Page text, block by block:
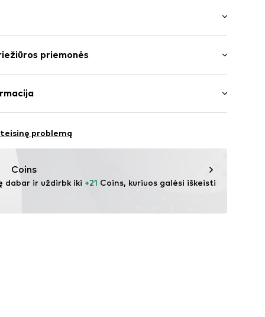
stiliaus kelnių
Laisvas priemonės
problemą
Coins
dabar ir uždirbk iki +21 Coins, kuriuos galėsi iškeisti